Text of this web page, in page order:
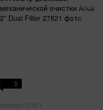
5
Артикул: 27821